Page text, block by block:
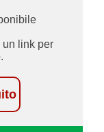
un link per